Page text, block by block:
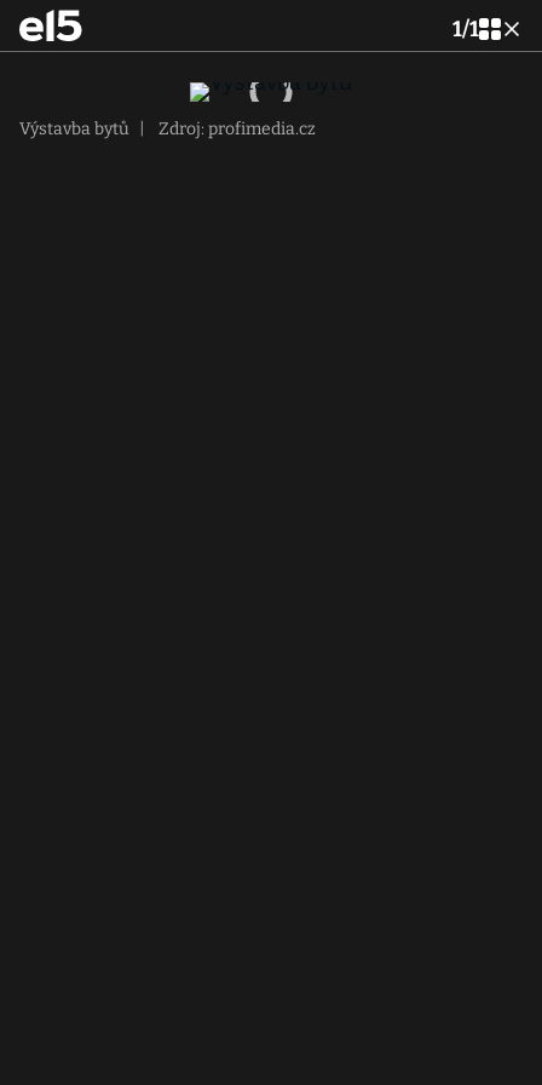
1/1
Výstavba bytů Zdroj: profimedia.cz